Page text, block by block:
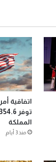
اتفاقية
المملكة
منذ 3 أيام